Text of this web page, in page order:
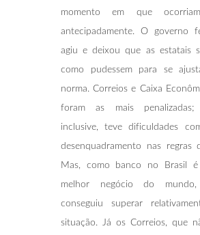
momento em que
antecipadamente. O governo
agiu e deixou que as estatais
como pudessem para se
norma. Correios e Caixa
foram as mais
inclusive, teve dificuldades
desenquadramento nas regras
Mas, como banco no Brasil
melhor negócio do
conseguiu superar
situação. Já os Correios, que